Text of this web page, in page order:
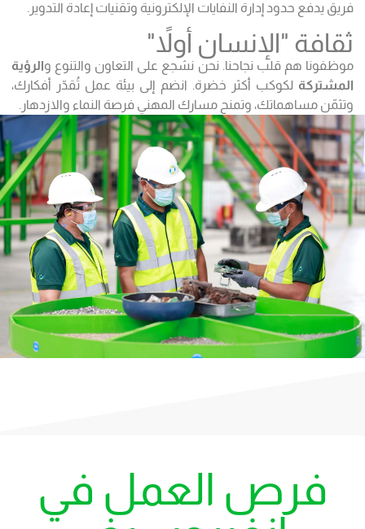
فريق يدفع حدود إدارة النفايات الإلكترونية وتقنيات إعادة التدوير.
ثقافة "الإنسان أولاً"
موظفونا هم قلب نجاحنا. نحن نشجع على التعاون والتنوع والرؤية
المشتركة لكوكب أكثر خضرة. انضم إلى بيئة عمل تُقدّر أفكارك،
وتثمّن مساهماتك، وتمنح مسارك المهني فرصة النماء والازدهار.
فرص العمل في